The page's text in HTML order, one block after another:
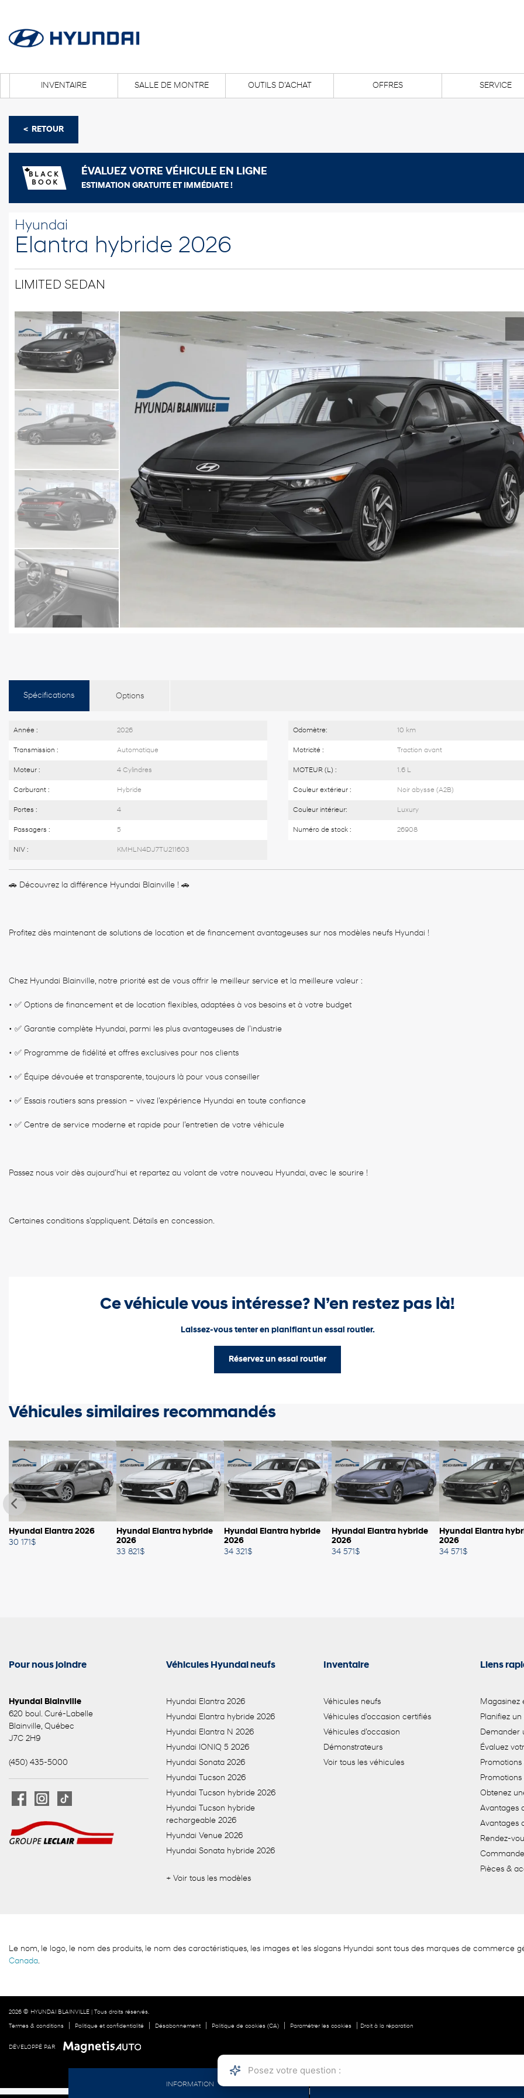
INVENTAIRE SALLE DE MONTRE OUTILS D’ACHAT OFFRES SERVICE
< RETOUR
ÉVALUEZ VOTRE VÉHICULE EN LIGNE
ESTIMATION GRATUITE ET IMMÉDIATE !
Hyundai
Elantra hybride 2026
LIMITED SEDAN
Spécifications Options
Année : 2026 Odomètre: 10 km
Transmission : Automatique Motricité : Traction avant
Moteur : 4 Cylindres MOTEUR (L) : 1.6 L
Carburant : Hybride Couleur extérieur : Noir abysse (A2B)
Portes : 4 Couleur intérieur: Luxury
Passagers : 5 Numéro de stock : 26908
NIV : KMHLN4DJ7TU211603
🚗 Découvrez la différence Hyundai Blainville ! 🚗
Profitez dès maintenant de solutions de location et de financement avantageuses sur nos modèles neufs Hyundai !
Chez Hyundai Blainville, notre priorité est de vous offrir le meilleur service et la meilleure valeur :
• ✅ Options de financement et de location flexibles, adaptées à vos besoins et à votre budget
• ✅ Garantie complète Hyundai, parmi les plus avantageuses de l’industrie
• ✅ Programme de fidélité et offres exclusives pour nos clients
• ✅ Équipe dévouée et transparente, toujours là pour vous conseiller
• ✅ Essais routiers sans pression – vivez l’expérience Hyundai en toute confiance
• ✅ Centre de service moderne et rapide pour l’entretien de votre véhicule
Passez nous voir dès aujourd’hui et repartez au volant de votre nouveau Hyundai, avec le sourire !
Certaines conditions s’appliquent. Détails en concession.
Ce véhicule vous intéresse? N’en restez pas là!
Laissez-vous tenter en planifiant un essai routier.
Réservez un essai routier
Véhicules similaires recommandés
Hyundai Elantra 2026
30 171$
Hyundai Elantra hybride
2026
33 821$
Hyundai Elantra hybride
2026
34 321$
Hyundai Elantra hybride
2026
34 571$
Hyundai Elantra
2026
34 571$
INFORMATION
Pour nous joindre
Hyundai Blainville
620 boul. Curé-Labelle
Blainville, Québec
J7C 2H9
(450) 435-5000
Véhicules Hyundai neufs
Hyundai Elantra 2026
Hyundai Elantra hybride 2026
Hyundai Elantra N 2026
Hyundai IONIQ 5 2026
Hyundai Sonata 2026
Hyundai Tucson 2026
Hyundai Tucson hybride 2026
Hyundai Tucson hybride
rechargeable 2026
Hyundai Venue 2026
Hyundai Sonata hybride 2026
+ Voir tous les modèles
Inventaire
Véhicules neufs
Véhicules d’occasion certifiés
Véhicules d’occasion
Démonstrateurs
Voir tous les véhicules
Liens
Magasinez
Planifiez
Demander
Évaluez
Obtenez
Avantages
Avantages
Rendez-
Pièces &
Le nom, le logo, le nom des produits, le nom des caractéristiques, les images et les slogans Hyundai sont tous des marques de commerce
Canada.
2026 © HYUNDAI BLAINVILLE | Tous droits réservés.
Termes & conditions Politique et confidentialité Désabonnement Politique de cookies (CA) Paramétrer les cookies Droit à la réparation
DÉVELOPPÉ PAR